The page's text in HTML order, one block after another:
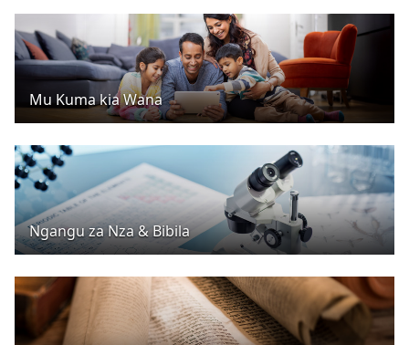
Mu Kuma kia Wana
Ngangu za Nza & Bibila